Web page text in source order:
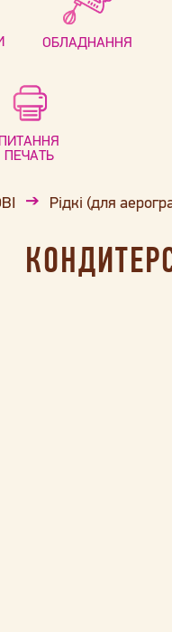
ОБЛАДНАННЯ
ПЕЧАТЬ
Рідкі (для